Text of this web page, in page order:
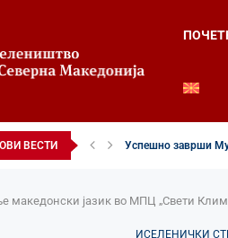
ВЕСТИ Успешно заврши
македонски јазик во МПЦ „Свети
ИСЕЛЕНИЧКИ